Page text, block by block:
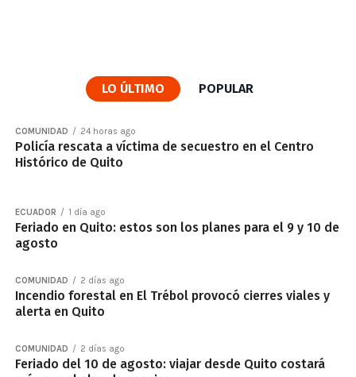
LO ÚLTIMO POPULAR
COMUNIDAD 24 horas ago
Policía rescata a víctima de secuestro en el Centro
Histórico de Quito
ECUADOR 1 día ago
Feriado en Quito: estos son los planes para el 9 y 10 de
agosto
COMUNIDAD 2 días ago
Incendio forestal en El Trébol provocó cierres viales y
alerta en Quito
COMUNIDAD 2 días ago
Feriado del 10 de agosto: viajar desde Quito costará